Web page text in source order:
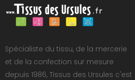
Spécialiste du tissu, de la mercerie
et de la confection sur mesure
depuis 1986, Tissus des Ursules c'est